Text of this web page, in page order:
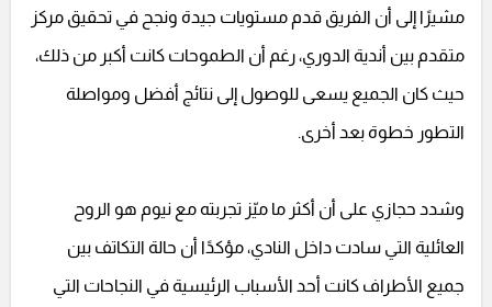
مشيرًا إلى أن الفريق قدم مستويات جيدة ونجح في تحقيق مركز
متقدم بين أندية الدوري، رغم أن الطموحات كانت أكبر من ذلك،
حيث كان الجميع يسعى للوصول إلى نتائج أفضل ومواصلة
التطور خطوة بعد أخرى.
وشدد حجازي على أن أكثر ما ميّز تجربته مع نيوم هو الروح
العائلية التي سادت داخل النادي، مؤكدًا أن حالة التكاتف بين
جميع الأطراف كانت أحد الأسباب الرئيسية في النجاحات التي